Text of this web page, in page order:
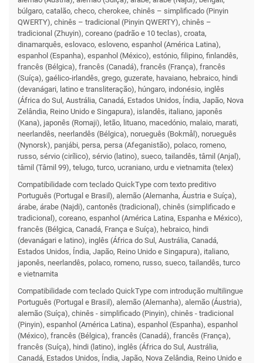
búlgaro, catalão, checo, cherokee, chinês – simplificado (Pinyin
QWERTY), chinês – tradicional (Pinyin QWERTY), chinês –
tradicional (Zhuyin), coreano (padrão e 10 teclas), croata,
dinamarquês, eslovaco, esloveno, espanhol (América Latina),
espanhol (Espanha), espanhol (México), estónio, filipino, finlandês,
francês (Bélgica), francês (Canadá), francês (França), francês
(Suíça), gaélico‑irlandês, grego, guzerate, havaiano, hebraico, hindi
(devanágari, latino e transliteração), húngaro, indonésio, inglês
(África do Sul, Austrália, Canadá, Estados Unidos, Índia, Japão, Nova
Zelândia, Reino Unido e Singapura), islandês, italiano, japonês
(Kana), japonês (Romaji), letão, lituano, macedónio, malaio, marati,
neerlandês, neerlandês (Bélgica), norueguês (Bokmål), norueguês
(Nynorsk), panjábi, persa, persa (Afeganistão), polaco, romeno,
russo, sérvio (cirílico), sérvio (latino), sueco, tailandês, tâmil (Anjal),
tâmil (Tâmil 99), telugo, turco, ucraniano, urdu e vietnamita (telex)
Compati­bilidade com teclado QuickType com texto preditivo
Português (Portugal e Brasil), alemão (Alemanha, Áustria e Suíça),
árabe, árabe (Najdi), cantonês (tradicional), chinês (simplificado e
tradicional), coreano, espanhol (América Latina, Espanha e México),
francês (Bélgica, Canadá, França e Suíça), hebraico, hindi
(devanágari e latino), inglês (África do Sul, Austrália, Canadá,
Estados Unidos, Índia, Japão, Reino Unido e Singapura), italiano,
japonês, neerlandês, polaco, romeno, russo, sueco, tailandês, turco
e vietnamita
Compati­bilidade com teclado QuickType com introdução multilingue
Português (Portugal e Brasil), alemão (Alemanha), alemão (Áustria),
alemão (Suíça), chinês - simplificado (Pinyin), chinês - tradicional
(Pinyin), espanhol (América Latina), espanhol (Espanha), espanhol
(México), francês (Bélgica), francês (Canadá), francês (França),
francês (Suíça), hindi (latino), inglês (África do Sul, Austrália,
Canadá, Estados Unidos, Índia, Japão, Nova Zelândia, Reino Unido e